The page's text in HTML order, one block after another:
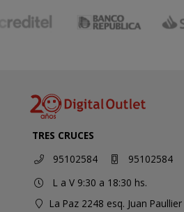
TRES CRUCES
95102584
95102584
L a V 9:30 a 18:30 hs.
La Paz 2248 esq. Juan Paullier